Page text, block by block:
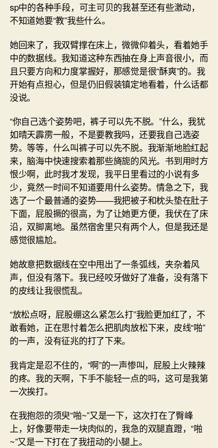
sp中的各种手段，可主可贝的我甚至还有些激动，
不知道她要“教”我些什么。
她回来了，我双臂撑在床上，微微仰着头，看着她手
中的数据线。我知道这种东西抽在身上声音很小，而
且只要方向和力度掌握好，那感觉是很“酥爽”的。我
开始有点担心，但是仍旧假装镇定地看着，什么话都
没说。
“你自己选个姿势吧，裤子可以先不脱。”什么，我犹
如晴天霹雳一般，不是要教我吗，还要我自己选姿
势。等等，什么叫裤子可以先不脱。我渐渐地脸红起
来，脑海中快速搜索着那些旖旎的风光。书到用时方
恨少啊，此时我才发现，我平日里看过的小说有多
少，竟然一时间不知道要用什么姿势。情急之下，我
选了一个最普通的姿势——我把被子和枕头垫在肚子
下面，屁股撅的很高，为了让她更方便，我伏在了床
沿，双脚离地。虽然宿舍里只有两个人，但是我还是
感觉很尴尬。
她故意把数据线在空中甩出了一条弧线，夹杂着风
声，但没有落下。我已经咬牙做好了准备，没有落下
的皮线让我很慌乱。
“放松点呀，屁股绷这么紧怎么打”我脸更加红了，不
敢看她，正在思忖着怎么把肌肉放松下来，皮线“啪”
的一声，没有征兆的打了下来。
我肯定是忍不住的，“啊”的一声惨叫，屁股上火辣辣
的疼。我的天啊，下手不能轻一点的吗，这可是我第
一次挨打。
在我抱怨的须臾“啪~”又是一下，这次打在了臀峰
上，好像要带走一块肉似的，我急的双腿直蹬，“啪
~”又是一下打在了我扭动的小腿上。